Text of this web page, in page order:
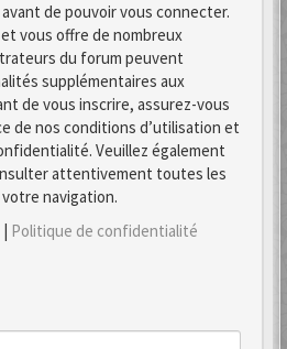
de pouvoir vous connecter.
vous offre de nombreux
du forum peuvent
supplémentaires aux
de vous inscrire, assurez-vous
de nos conditions d’utilisation et
Veuillez également
attentivement toutes les
navigation.
| Politique de confidentialité